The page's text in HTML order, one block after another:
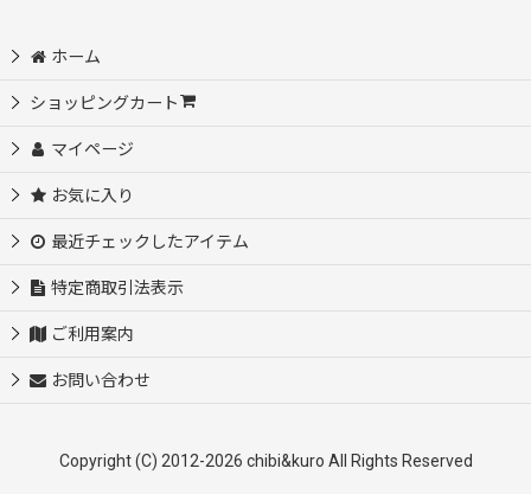
ホーム
ショッピングカート
マイページ
お気に入り
最近チェックしたアイテム
特定商取引法表示
ご利用案内
お問い合わせ
Copyright (C) 2012-2026 chibi&kuro All Rights Reserved